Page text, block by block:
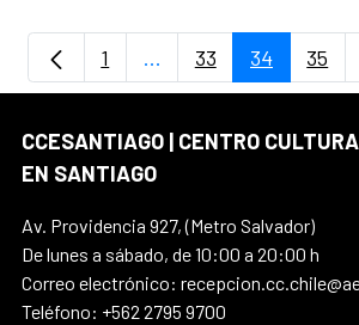
Página
1 ...Páginas intermedias
Página
33 Página
34 35
CCESANTIAGO | CENTRO
EN SANTIAGO
Av. Providencia 927, (Metro Salvador)
De lunes a sábado, de 10:00 a 20:00 h
Correo electrónico:
Teléfono: +562 2795 9700